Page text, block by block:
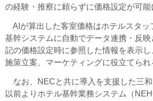
の経験・推察に頼らずに価格設定が可能
AIが算出した客室価格はホテルスタッ
基幹システムに自動でデータ連携・反
記の価格設定時に参照した情報を表示
施策立案、マーケティングに役立てられ
なお、NECと共に導入を支援した三和
以前よりホテル基幹業務システム（